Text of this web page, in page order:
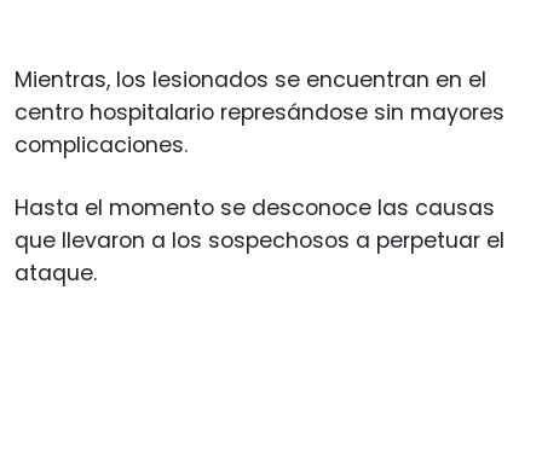
Mientras, los lesionados se encuentran en el
centro hospitalario represándose sin mayores
complicaciones.
Hasta el momento se desconoce las causas
que llevaron a los sospechosos a perpetuar el
ataque.